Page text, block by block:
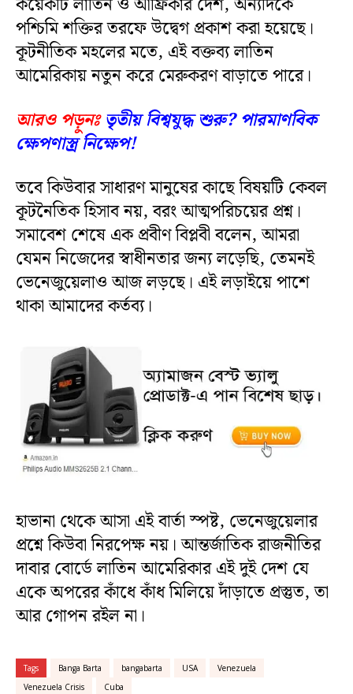
পশ্চিমি শক্তির তরফে উদ্বেগ প্রকাশ করা হয়েছে।
কূটনীতিক মহলের মতে, এই বক্তব্য লাতিন
আমেরিকায় নতুন করে মেরুকরণ বাড়াতে পারে।
আরও পড়ুনঃ তৃতীয় বিশ্বযুদ্ধ শুরু? পারমাণবিক
ক্ষেপণাস্ত্র নিক্ষেপ!
তবে কিউবার সাধারণ মানুষের কাছে বিষয়টি কেবল
কূটনৈতিক হিসাব নয়, বরং আত্মপরিচয়ের প্রশ্ন।
সমাবেশ শেষে এক প্রবীণ বিপ্লবী বলেন, আমরা
যেমন নিজেদের স্বাধীনতার জন্য লড়েছি, তেমনই
ভেনেজুয়েলাও আজ লড়ছে। এই লড়াইয়ে পাশে
থাকা আমাদের কর্তব্য।
হাভানা থেকে আসা এই বার্তা স্পষ্ট, ভেনেজুয়েলার
প্রশ্নে কিউবা নিরপেক্ষ নয়। আন্তর্জাতিক রাজনীতির
দাবার বোর্ডে লাতিন আমেরিকার এই দুই দেশ যে
একে অপরের কাঁধে কাঁধ মিলিয়ে দাঁড়াতে প্রস্তুত, তা
আর গোপন রইল না।
Tags Banga Barta bangabarta USA
Venezuela
Venezuela Crisis
Cuba